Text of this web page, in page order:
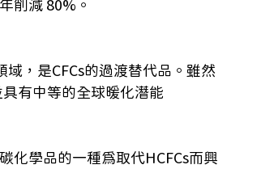
削減 80%。
，是CFCs的過渡替代品。雖然
有中等的全球暖化潛能
化學品的一種為取代HCFCs而興